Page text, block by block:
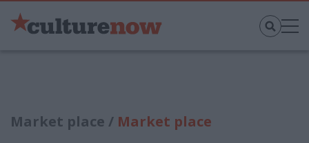
Market place / Market place